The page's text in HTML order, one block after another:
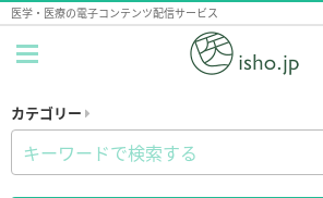
医学・医療の電子コンテンツ配信サービス
カテゴリー